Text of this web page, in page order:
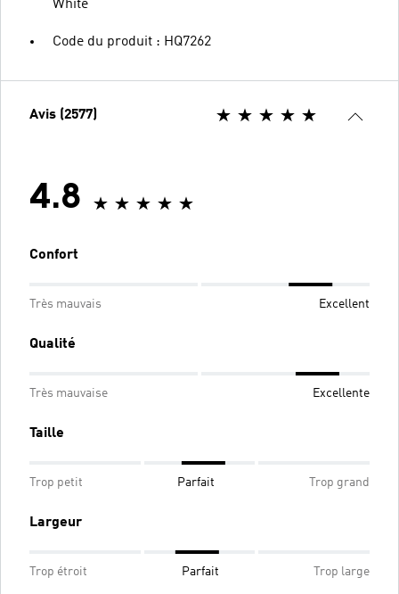
White
Code du produit : HQ7262
Avis (2577)
4.8
Confort
Très mauvais Excellent
Qualité
Très mauvaise Excellente
Taille
Trop petit Parfait Trop grand
Largeur
Trop étroit Parfait Trop large